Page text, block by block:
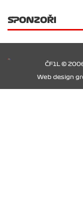
SPONZOŘI
ČF1L ©
Web design